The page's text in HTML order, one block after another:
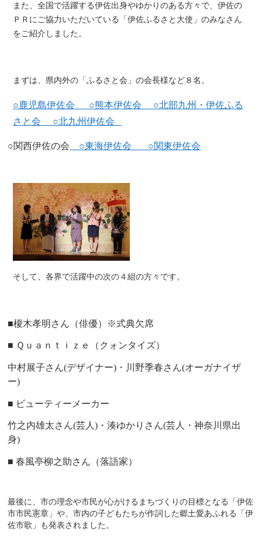
また、全国で活躍する伊佐出身やゆかりのある方々で、伊佐の
ＰＲにご協力いただいている「伊佐ふるさと大使」のみなさん
をご紹介しました。
まずは、県内外の「ふるさと会」の会長様など８名。
○鹿児島伊佐会 ○熊本伊佐会
○北部九州・伊佐ふる
さと会
○北九州伊佐会
○関西伊佐の会 ○東海伊佐会 ○関東伊佐会
そして、各界で活躍中の次の４組の方々です。
■榎木孝明さん（俳優） ※式典欠席
■ Ｑｕａｎｔｉｚｅ（クォンタイズ）
中村展子さん(デザイナー) ・川野季春さん(オーガナイザ
ー)
■ ビューティーメーカー
竹之内雄太さん(芸人) ・湊ゆかりさん(芸人・神奈川県出
身)
■ 春風亭柳之助さん（落語家）
最後に、市の理念や市民が心がけるまちづくりの目標となる「伊佐
市市民憲章」や、市内の子どもたちが作詞した郷土愛あふれる「伊
佐市歌」も発表されました。